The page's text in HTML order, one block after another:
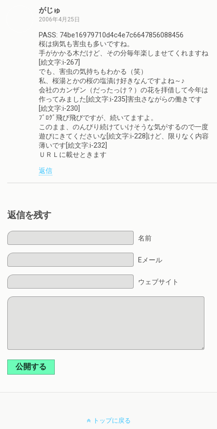
がじゅ
2006年4月25日
PASS: 74be16979710d4c4e7c6647856088456
桜は病気も害虫も多いですね。
手がかかる木だけど、その分毎年楽しませてくれますね
[絵文字:i-267]
でも、害虫の気持ちもわかる（笑）
私、桜湯とかの桜の塩漬け好きなんですよね～♪
会社のカンザン（だったっけ？）の花を拝借して今年は
作ってみました[絵文字:i-235]害虫さながらの働きです
[絵文字:i-230]
ﾌﾞﾛｸﾞ飛び飛びですが、続いてますよ。
このまま、のんびり続けていけそうな気がするので一度
遊びにきてくださいな[絵文字:i-228]けど、限りなく内容
薄いです[絵文字:i-232]
ＵＲＬに載せときます
返信
返信を残す
名前
Eメール
ウェブサイト
公開する
トップに戻る